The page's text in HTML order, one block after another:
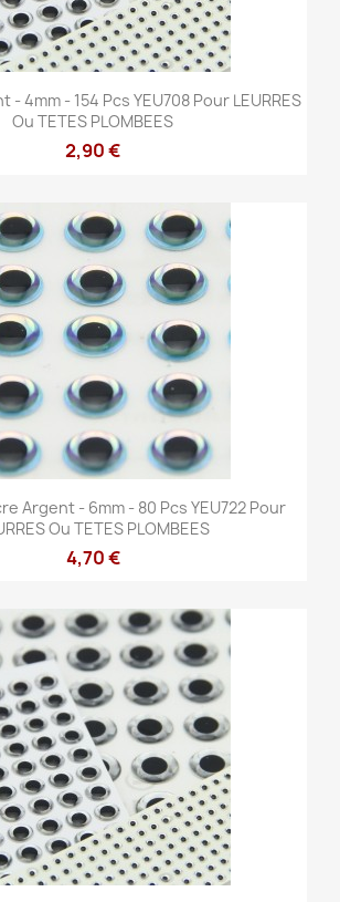
- 4mm - 154 Pcs YEU708 Pour LEURRES
Ou TETES PLOMBEES
2,90 €
Argent - 6mm - 80 Pcs YEU722 Pour
Ou TETES PLOMBEES
4,70 €